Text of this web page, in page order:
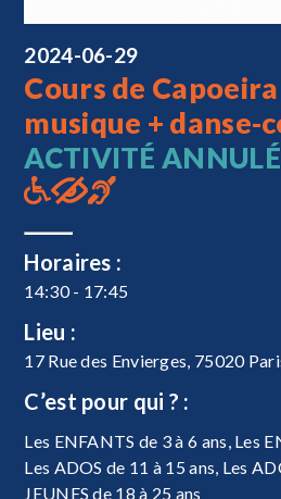
2024-06-29
Cours de
musique + danse-
ACTIVITÉ
Horaires :
14:30 - 17:45
Lieu :
17 Rue des Envierges, 75020
C’est pour qui ? :
Les ENFANTS de 3 à 6 ans, Les
Les ADOS de 11 à 15 ans, Les
JEUNES de 18 à 25 ans